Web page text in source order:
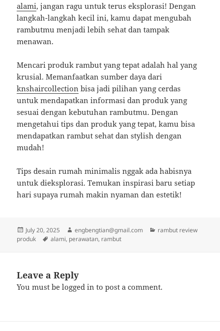
alami, jangan ragu untuk terus eksplorasi! Dengan
langkah-langkah kecil ini, kamu dapat mengubah
rambutmu menjadi lebih sehat dan tampak
menawan.
Mencari produk rambut yang tepat adalah hal yang
krusial. Memanfaatkan sumber daya dari
knshaircollection bisa jadi pilihan yang cerdas
untuk mendapatkan informasi dan produk yang
sesuai dengan kebutuhan rambutmu. Dengan
mengetahui tips dan produk yang tepat, kamu bisa
mendapatkan rambut sehat dan stylish dengan
mudah!
Tips desain rumah minimalis nggak ada habisnya
untuk dieksplorasi. Temukan inspirasi baru setiap
hari supaya rumah makin nyaman dan estetik!
Posted
on
July 20, 2025 Author
engbengtian@gmail.com Categories
rambut review
produk
Tags
alami, perawatan, rambut
Leave a Reply
You must belogged in to post a comment.